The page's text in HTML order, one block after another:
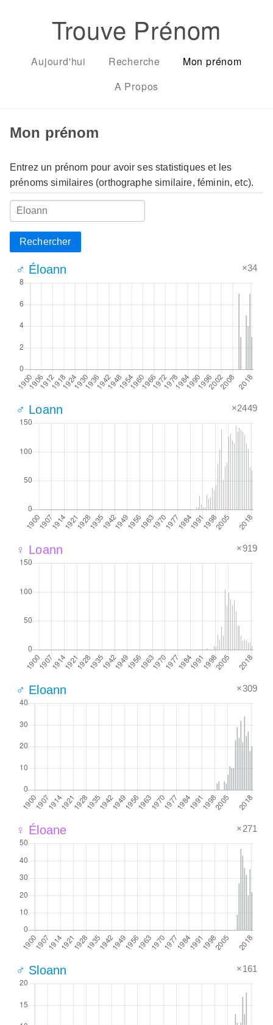
Trouve Prénom
Aujourd'hui Recherche
Mon prénom
A Propos
Mon prénom
Entrez un prénom pour avoir ses statistiques et les
prénoms similaires (orthographe similaire, féminin, etc).
Rechercher
♂ Éloann ×34
♂ Loann ×2449
♀ Loann ×919
♂ Eloann ×309
♀ Éloane ×271
♂ Sloann ×161